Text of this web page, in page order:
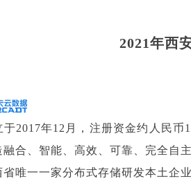
2021年西
年12月，注册资金约人民币
融合、智能、高效、可靠、完全自
一一家分布式存储研发本土企业